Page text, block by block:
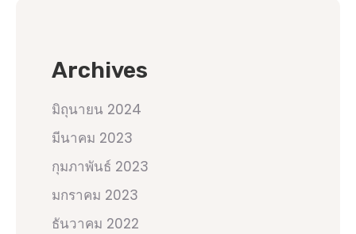
Archives
มิถุนายน 2024
มีนาคม 2023
กุมภาพันธ์ 2023
มกราคม 2023
ธันวาคม 2022